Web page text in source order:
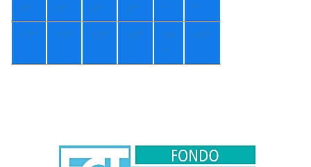
6°
5°
4°
3°
°
°
+7° +5° +3° +5° +8
°
+8°